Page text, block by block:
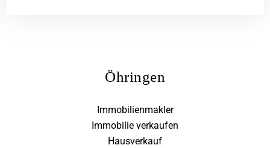
Öhringen
Immobilienmakler
Immobilie verkaufen
Hausverkauf